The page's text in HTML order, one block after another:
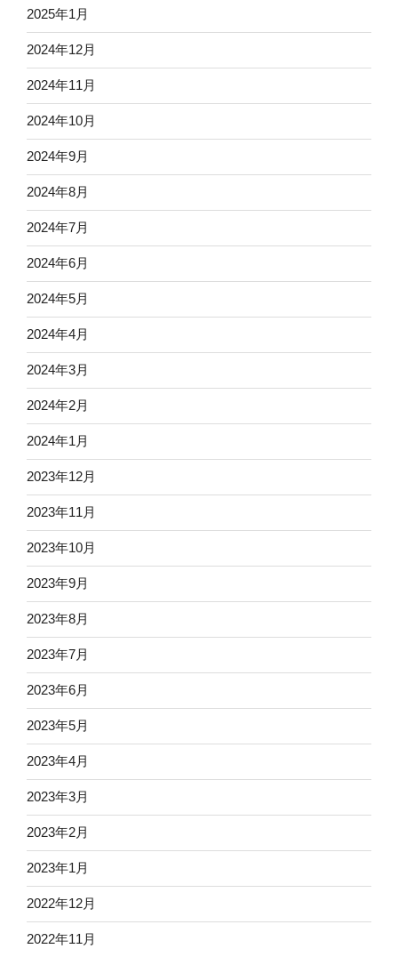
2025年1月
2024年12月
2024年11月
2024年10月
2024年9月
2024年8月
2024年7月
2024年6月
2024年5月
2024年4月
2024年3月
2024年2月
2024年1月
2023年12月
2023年11月
2023年10月
2023年9月
2023年8月
2023年7月
2023年6月
2023年5月
2023年4月
2023年3月
2023年2月
2023年1月
2022年12月
2022年11月